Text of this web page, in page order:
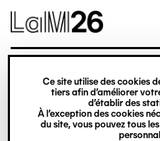
Gestion des cookies
Ce site utilise des cookies
tiers afin d’améliorer
d’établir des
À l’exception des cookies
du site, vous pouvez tous
contenu